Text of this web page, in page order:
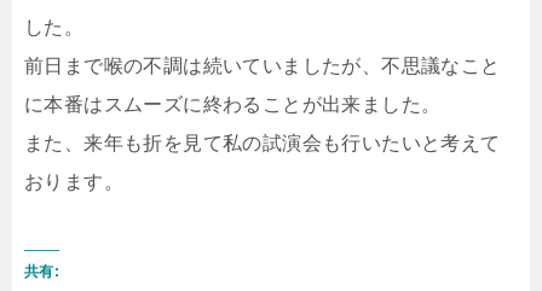
した。
前日まで喉の不調は続いていましたが、不思議なこと
に本番はスムーズに終わることが出来ました。
また、来年も折を見て私の試演会も行いたいと考えて
おります。
共有: